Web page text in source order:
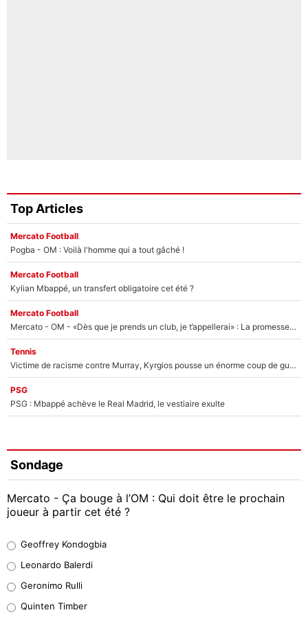
Top Articles
Mercato Football
Pogba - OM : Voilà l'homme qui a tout gâché !
Mercato Football
Kylian Mbappé, un transfert obligatoire cet été ?
Mercato Football
Mercato - OM - «Dès que je prends un club, je t’appellerai» : La promesse de Marcelino au moment de claquer la porte
Tennis
Victime de racisme contre Murray, Kyrgios pousse un énorme coup de gueule !
PSG
PSG : Mbappé achève le Real Madrid, le vestiaire exulte
Sondage
Mercato - Ça bouge à l’OM : Qui doit être le prochain
joueur à partir cet été ?
38%
32%
Geoffrey Kondogbia
Leonardo Balerdi
Geronimo Rulli
Quinten Timber